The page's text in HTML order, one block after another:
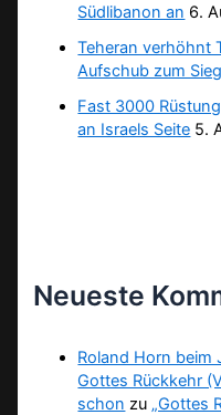
Südlibanon an 6.
Teheran verhöhnt
Aufschub zum Sieg
Fast 3000
an Israels Seite 5.
Neueste
Roland Horn beim
Gottes Rückkehr
schon zu „Gottes